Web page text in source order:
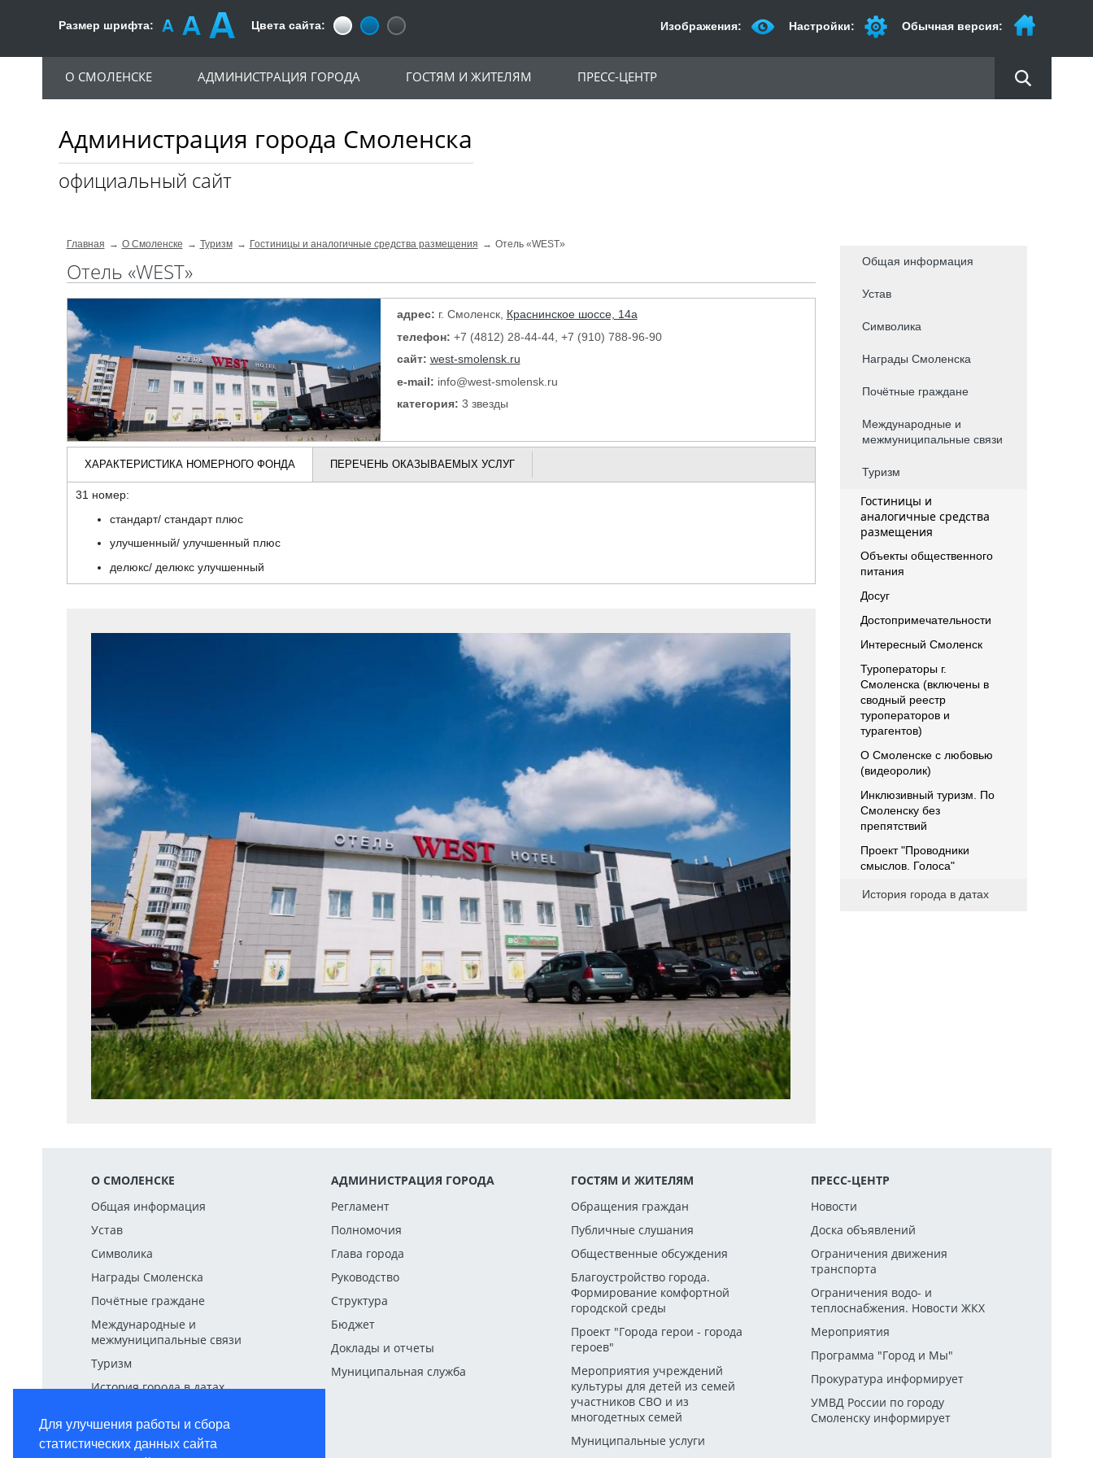
Для улучшения работы и сбора
статистических данных сайта
Размер шрифта: Цвета сайта: Изображения: Настройки: Обычная версия:
Администрация города Смоленска
официальный сайт
О СМОЛЕНСКЕ АДМИНИСТРАЦИЯ ГОРОДА ГОСТЯМ И ЖИТЕЛЯМ ПРЕСС-ЦЕНТР
Главная О Смоленске Туризм Гостиницы и аналогичные средства размещения Отель «WEST»
Отель «WEST»
адрес: г. Смоленск, Краснинское шоссе, 14а
телефон: +7 (4812) 28-44-44, +7 (910) 788-96-90
сайт: west-smolensk.ru
e-mail: info@west-smolensk.ru
категория: 3 звезды
ХАРАКТЕРИСТИКА НОМЕРНОГО ФОНДА ПЕРЕЧЕНЬ ОКАЗЫВАЕМЫХ УСЛУГ
31 номер:
стандарт/ стандарт плюс
улучшенный/ улучшенный плюс
делюкс/ делюкс улучшенный
Общая информация
Устав
Символика
Награды Смоленска
Почётные граждане
Международные и
межмуниципальные связи
Туризм
Гостиницы и
аналогичные средства
размещения
Объекты общественного
питания
Досуг
Достопримечательности
Интересный Смоленск
Туроператоры г.
Смоленска (включены в
сводный реестр
туроператоров и
турагентов)
О Смоленске с любовью
(видеоролик)
Инклюзивный туризм. По
Смоленску без
препятствий
Проект "Проводники
смыслов. Голоса"
История города в датах
О СМОЛЕНСКЕ
Общая информация
Устав
Символика
Награды Смоленска
Почётные граждане
Международные и
межмуниципальные связи
Туризм
История города в датах
АДМИНИСТРАЦИЯ ГОРОДА
Регламент
Полномочия
Глава города
Руководство
Структура
Бюджет
Доклады и отчеты
Муниципальная служба
ГОСТЯМ И ЖИТЕЛЯМ
Обращения граждан
Публичные слушания
Общественные обсуждения
Благоустройство города.
Формирование комфортной
городской среды
Проект "Города герои - города
героев"
Мероприятия учреждений
культуры для детей из семей
участников СВО и из
многодетных семей
Муниципальные услуги
ПРЕСС-ЦЕНТР
Новости
Доска объявлений
Ограничения движения
транспорта
Ограничения водо- и
теплоснабжения. Новости ЖКХ
Мероприятия
Программа "Город и Мы"
Прокуратура информирует
УМВД России по городу
Смоленску информирует